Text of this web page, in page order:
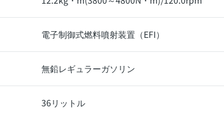
電子制御式燃料噴射装置（EFI）
無鉛レギュラーガソリン
36リットル